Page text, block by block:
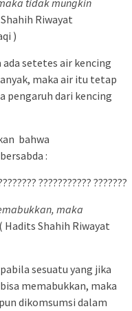
tidak mungkin
Riwayat
)
setetes air kencing
maka air itu tetap
pengaruh dari kencing
bahwa
bersabda :
??????????? ???????
maka
Hadits Shahih Riwayat
sesuatu yang jika
memabukkan, maka
dikomsumsi dalam